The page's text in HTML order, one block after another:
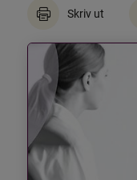
Skriv ut